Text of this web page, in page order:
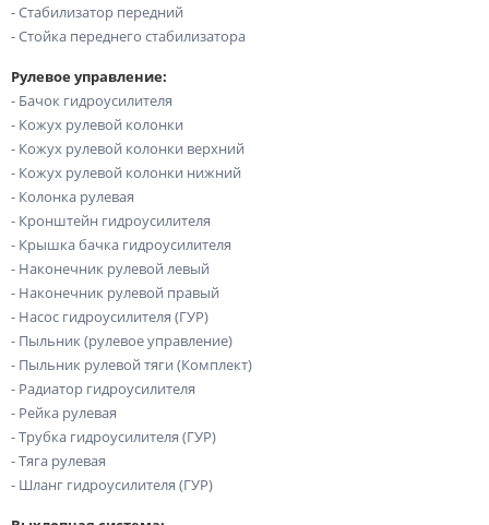
- Стабилизатор передний
- Стойка переднего стабилизатора
Рулевое управление:
- Бачок гидроусилителя
- Кожух рулевой колонки
- Кожух рулевой колонки верхний
- Кожух рулевой колонки нижний
- Колонка рулевая
- Кронштейн гидроусилителя
- Крышка бачка гидроусилителя
- Наконечник рулевой левый
- Наконечник рулевой правый
- Насос гидроусилителя (ГУР)
- Пыльник (рулевое управление)
- Пыльник рулевой тяги (Комплект)
- Радиатор гидроусилителя
- Рейка рулевая
- Трубка гидроусилителя (ГУР)
- Тяга рулевая
- Шланг гидроусилителя (ГУР)